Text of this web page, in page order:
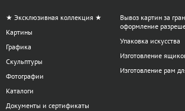
работе, но металлические могут быть
при частых переносках.
Регулировка высоты и угла наклона:
влияют на удобство работы художника,
длительном рисовании.
Система фиксации холста:
обеспечивают стабильность рабочей
★ Эксклюзивная коллекция ★
Картины
Графика
Скульптуры
Фотографии
Каталоги
Документы и сертификаты
Вывоз картин за
оформление
Упаковка искусства
Изготовление
Изготовление рам